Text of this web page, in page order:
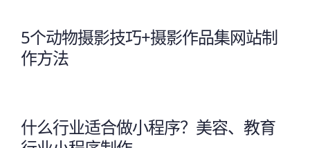
5个动物摄影技巧+摄影作品集网站制
作方法
什么行业适合做小程序？美容、教育